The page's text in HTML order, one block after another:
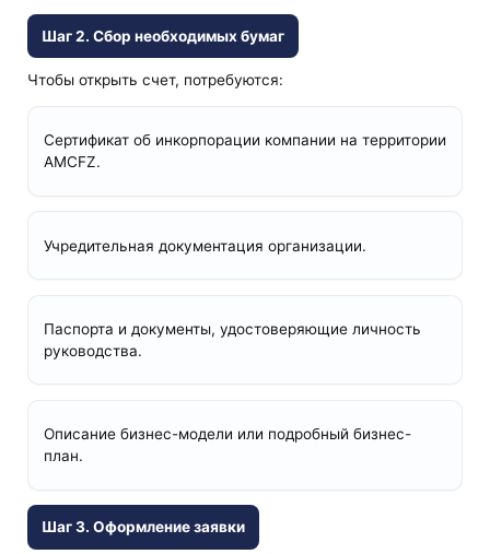
Шаг 2. Сбор необходимых бумаг
Чтобы открыть счет, потребуются:
Сертификат об инкорпорации компании на территории
AMCFZ.
Учредительная документация организации.
Паспорта и документы, удостоверяющие личность
руководства.
Описание бизнес-модели или подробный бизнес-
план.
Шаг 3. Оформление заявки